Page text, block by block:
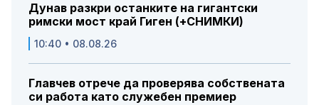
Дунав разкри останките на гигантски
римски мост край Гиген (+СНИМКИ)
10:40 • 08.08.26
Главчев отрече да проверява собствената
си работа като служебен премиер